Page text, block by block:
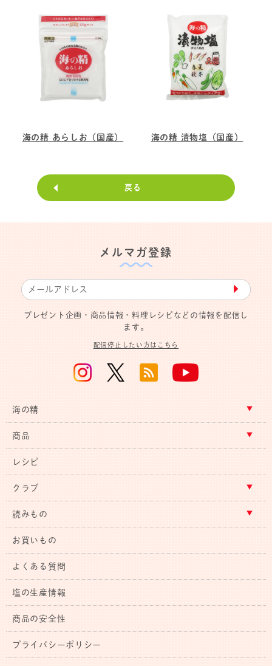
海の精 あらしお（国産） 海の精 漬物塩（国産）
戻る
メルマガ登録
▶︎
プレゼント企画・商品情報・料理レシピなどの情報を配信し
ます。
配信停止したい方はこちら
海の精
商品
レシピ
クラブ
読みもの
お買いもの
よくある質問
塩の生産情報
商品の安全性
プライバシーポリシー